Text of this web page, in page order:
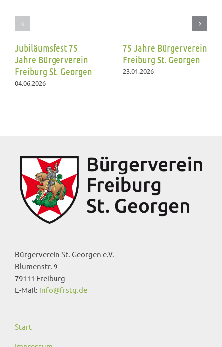
Jubiläumsfest 75
Jahre Bürgerverein
Freiburg St. Georgen
04.06.2026
75 Jahre Bürgerverein
Freiburg St. Georgen
23.01.2026
Bürgerverein St. Georgen e.V.
Blumenstr. 9
79111 Freiburg
E-Mail: info@frstg.de
Start